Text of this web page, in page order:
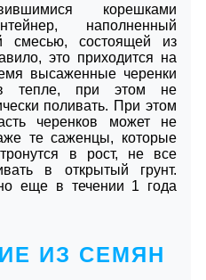
корешками
наполненный
смесью, состоящей из
это приходится на
высаженные черенки
тепле, при этом не
поливать. При этом
черенков может не
те саженцы, которые
в рост, не все
в открытый грунт.
еще в течении 1 года
ИЗ СЕМЯН